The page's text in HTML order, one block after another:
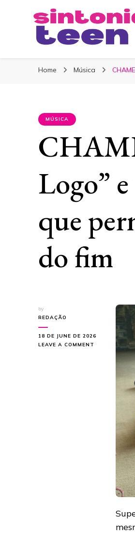
Sintonia Teen
Home Música
MÚSICA
Logo”
que
do fim
by
REDAÇÃO
18 DE JUNE DE 2026
LEAVE A COMMENT
CHAMELEO